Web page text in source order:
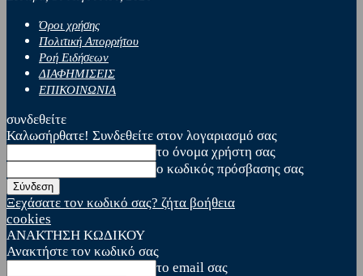
Όροι χρήσης
Πολιτική Απορρήτου
Ροή Ειδήσεων
ΔΙΑΦΗΜΙΣΕΙΣ
ΕΠΙΚΟΙΝΩΝΙΑ
συνδεθείτε
Καλωσήρθατε! Συνδεθείτε στον λογαριασμό σας
το όνομα χρήστη σας
ο κωδικός πρόσβασης σας
Ξεχάσατε τον κωδικό σας? ζήτα βοήθεια
cookies
ΑΝΑΚΤΗΣΗ ΚΩΔΙΚΟΥ
Ανακτήστε τον κωδικό σας
το email σας